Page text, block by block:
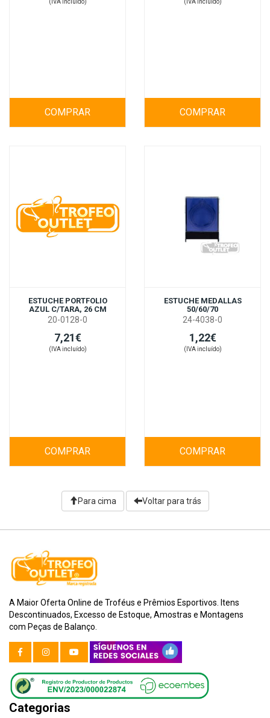
(IVA incluído)
COMPRAR
(IVA incluído)
COMPRAR
ESTUCHE PORTFOLIO
AZUL C/TARA, 26 CM
20-0128-0
7,21€
(IVA incluído)
COMPRAR
ESTUCHE MEDALLAS
50/60/70
24-4038-0
1,22€
(IVA incluído)
COMPRAR
Para cima Voltar para trás
A Maior Oferta Online de Troféus e Prêmios Esportivos. Itens
Descontinuados, Excesso de Estoque, Amostras e Montagens
com Peças de Balanço.
Categorias